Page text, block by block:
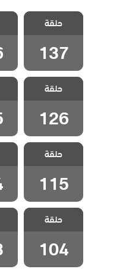
مسلسل الفناء
مدبلج الحلقة
137 والاخيرة
حلقة
137
مسلسل الفناء
مدبلج الحلقة
126
حلقة
126
مسلسل الفناء
مدبلج الحلقة
115
حلقة
115
مسلسل الفناء
مدبلج الحلقة
104
حلقة
104